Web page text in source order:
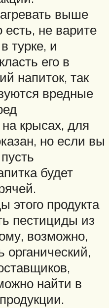
выше
есть, не варите
турке, и
его в
напиток, так
вредные
крысах, для
но если вы
будет
этого продукта
пестициды из
возможно,
органический,
найти в